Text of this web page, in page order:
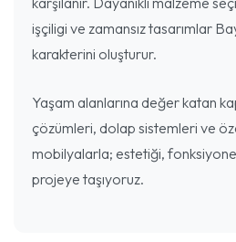
işçiligi ve zamansız tasarımlar
karakterini oluşturur.
Yaşam alanlarına değer katan
çözümleri, dolap sistemleri ve
mobilyalarla; estetiği,
projeye taşıyoruz.